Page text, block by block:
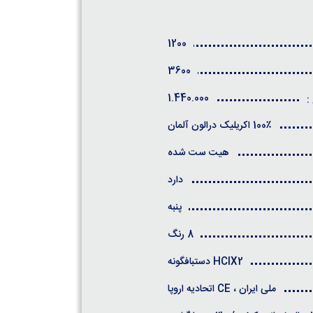
1200
3600
:
1.440.000
100٪ اکریلیک درالون آلمان
هیت ست شده
دارد
پنبه
8 رنگ
HCIX2 دستبافگونه
ملی ایران ، CE اتحادیه اروپا